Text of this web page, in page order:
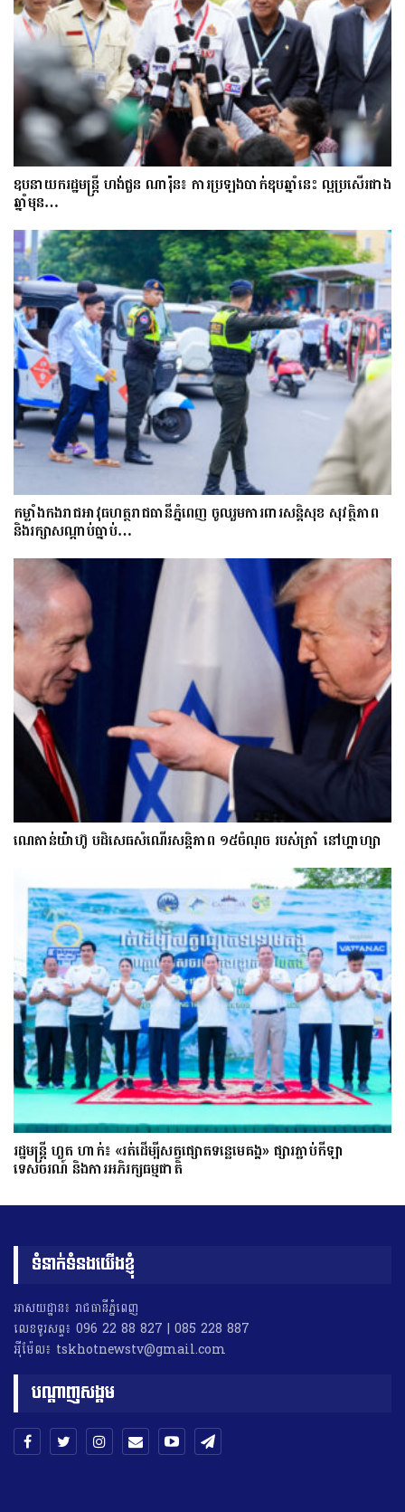
ឧបនាយករដ្ឋមន្ត្រី ហង់ជួន ណារ៉ុន៖ ការប្រឡងបាក់ឌុបឆ្នាំនេះ ល្អប្រសើរជាង
ឆ្នាំមុន…
កម្លាំងកងរាជអាវុធហត្ថរាជធានីភ្នំពេញ ចូលរួមការពារសន្តិសុខ សុវត្ថិភាព
និងរក្សាសណ្តាប់ធ្នាប់…
ណេតាន់យ៉ាហ៊ូ បដិសេធសំណើរសន្តិភាព ១៥ចំណុច របស់ត្រាំ នៅហ្គាហ្សា
រដ្ឋមន្ត្រី ហួត ហាក់៖ «រត់ដើម្បីសត្វផ្សោតទន្លេមេគង្គ» ផ្សារភ្ជាប់កីឡា
ទេសចរណ៍ និងការអភិរក្សធម្មជាតិ
ទំនាក់ទំនងយើងខ្ញុំ
អាសយដ្ឋាន៖ រាជធានីភ្នំពេញ
លេខទូរសព្ទ៖ 096 22 88 827 | 085 228 887
អុីម៉ែល៖ tskhotnewstv@gmail.com
បណ្តាញសង្គម